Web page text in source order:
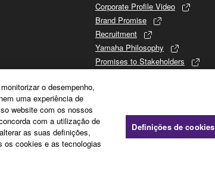
Corporate Profile Video
Brand Promise
Recruitment
Yamaha Philosophy
Promises to Stakeholders
o desempenho,
uma experiência de
website com os nossos
com a utilização de
as suas definições,
os cookies e as tecnologias
Definições de cookies